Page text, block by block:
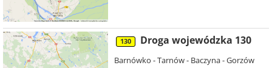
130 Droga wojewódzka 130
Barnówko - Tarnów - Baczyna - Gorzów